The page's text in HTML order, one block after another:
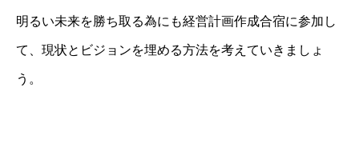
明るい未来を勝ち取る為にも経営計画作成合宿に参加し
て、現状とビジョンを埋める方法を考えていきましょ
う。